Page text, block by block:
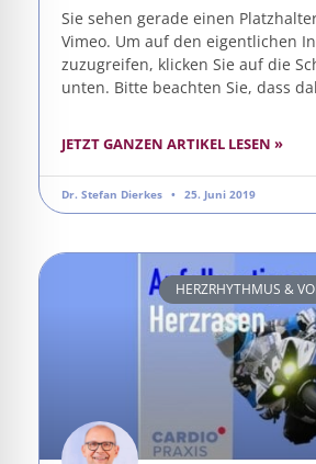
Sie sehen gerade einen
Vimeo. Um auf den eigentlichen
zuzugreifen, klicken Sie auf die
unten. Bitte beachten Sie, dass
JETZT GANZEN ARTIKEL LESEN »
Dr. Stefan Dierkes 25. Juni 2019
HERZRHYTHMUS &